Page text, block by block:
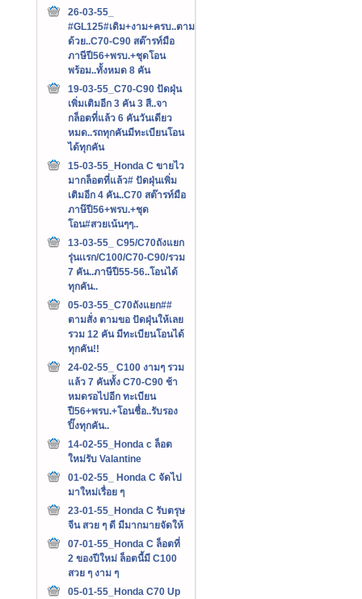
26-03-55_
#GL125#เดิม+งาม+ครบ..ตาม
ด้วย..C70-C90 สต๊ารท์มือ
ภาษีปี56+พรบ.+ชุดโอน
พร้อม..ทั้งหมด 8 คัน
19-03-55_C70-C90 ปัดฝุ่น
เพิ่มเติมอีก 3 คัน 3 สี..จา
กล็อตที่แล้ว 6 คันวันเดียว
หมด..รถทุกคันมีทะเบียนโอน
ได้ทุกคัน
15-03-55_Honda C ขายไว
มากล็อตที่แล้ว# ปัดฝุ่นเพิ่ม
เติมอีก 4 คัน..C70 สต๊ารท์มือ
ภาษ๊ปี56+พรบ.+ชุด
โอน#สวยเน้นๆๆ..
13-03-55_ C95/C70ถังแยก
รุ่นเเรก/C100/C70-C90/รวม
7 คัน..ภาษีปี55-56..โอนได้
ทุกคัน..
05-03-55_C70ถังแยก##
ตามสั่ง ตามขอ ปัดฝุ่นให้เลย
รวม 12 คัน มีทะเบียนโอนได้
ทุกคัน!!
24-02-55_ C100 งามๆ รวม
แล้ว 7 คันทั้ง C70-C90 ช้า
หมดรอไปอีก ทะเบียน
ปี56+พรบ.+โอนชื่อ..รับรอง
ปิ๊งทุกคัน..
14-02-55_Honda c ล็อต
ใหม่รับ Valantine
01-02-55_ Honda C จัดไป
มาใหม่เรื่อย ๆ
23-01-55_Honda C รับตรุษ
จีน สวย ๆ ดี มีมากมายจัดให้
07-01-55_Honda C ล็อตที่
2 ของปีใหม่ ล็อตนี้มี C100
สวย ๆ งาม ๆ
05-01-55_Honda C70 Up